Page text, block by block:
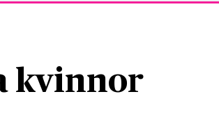
kvinnor